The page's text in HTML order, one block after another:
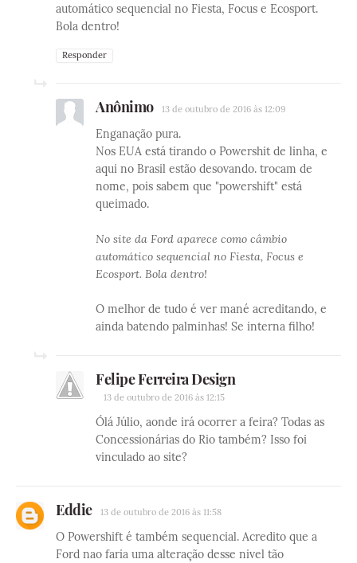
automático sequencial no Fiesta, Focus e Ecosport.
Bola dentro!
Responder
Anônimo 13 de outubro de 2016 às 12:09
Enganação pura.
Nos EUA está tirando o Powershit de linha, e
aqui no Brasil estão desovando. trocam de
nome, pois sabem que "powershift" está
queimado.
No site da Ford aparece como câmbio
automático sequencial no Fiesta, Focus e
Ecosport. Bola dentro!
O melhor de tudo é ver mané acreditando, e
ainda batendo palminhas! Se interna filho!
Felipe Ferreira Design
13 de outubro de 2016 às 12:15
Ólá Júlio, aonde irá ocorrer a feira? Todas as
Concessionárias do Rio também? Isso foi
vinculado ao site?
Eddie 13 de outubro de 2016 às 11:58
O Powershift é também sequencial. Acredito que a
Ford nao faria uma alteração desse nivel tão